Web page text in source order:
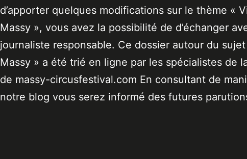
d’apporter quelques modifications sur le thème «
Massy », vous avez la possibilité de d’échanger
journaliste responsable. Ce dossier autour du
Massy » a été trié en ligne par les spécialistes de
de massy-circusfestival.com En consultant de
notre blog vous serez informé des futures